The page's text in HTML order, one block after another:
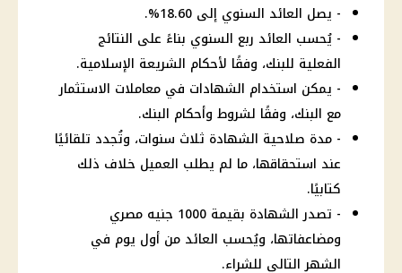
- يصل العائد السنوي إلى 18.60%.
- يُحسب العائد ربع السنوي بناءً على النتائج
الفعلية للبنك، وفقًا لأحكام الشريعة الإسلامية.
- يمكن استخدام الشهادات في معاملات الاستثمار
مع البنك، وفقًا لشروط وأحكام البنك.
- مدة صلاحية الشهادة ثلاث سنوات، وتُجدد تلقائيًا
عند استحقاقها، ما لم يطلب العميل خلاف ذلك
كتابيًا.
- تصدر الشهادة بقيمة 1000 جنيه مصري
ومضاعفاتها، ويُحسب العائد من أول يوم في
الشهر التالي للشراء.